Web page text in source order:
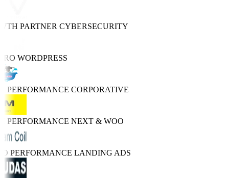
PARTNERCYBERSECURITY
WORDPRESS
PERFORMANCECORPORATIVE
PERFORMANCENEXT & WOO
PERFORMANCELANDING ADS